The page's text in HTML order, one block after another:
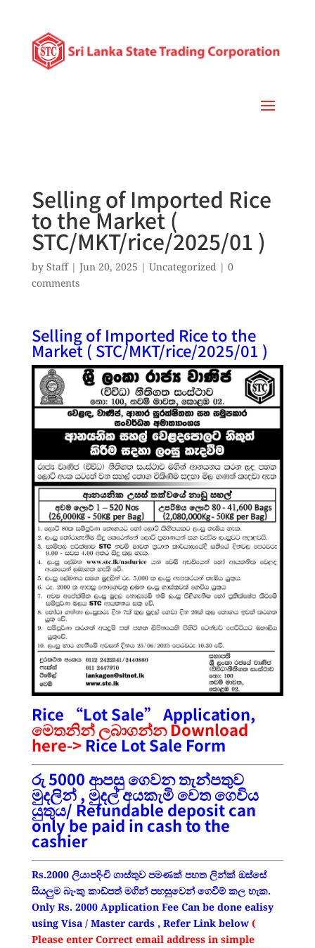
Selling of Imported Rice
to the Market (
STC/MKT/rice/2025/01 )
by Staff| Jun 20, 2025 | Uncategorized| 0
comments
Selling of Imported Rice to the
Market ( STC/MKT/rice/2025/01 )
Rice “Lot Sale” Application,
මෙතනින් ලබාගන්න Download
here-> Rice Lot Sale Form
රු 5000 ආපසු ගෙවන තැන්පතුව
මුදලින් , මුදල් අයකැමි වෙත ගෙවිය
යුතුය/ Refundable deposit can
only be paid in cash to the
cashier
Rs.2000 ලියාපදිංචි ගාස්තුව පමණක් පහත ලින්ක් ඔස්සේ
සියලුම බැංකු කාඩ්පත් මගින් පහසුවෙන් ගෙවීම් කල හැක.
Only Rs. 2000 Application Fee Can be done ealisy
using Visa / Master cards , Refer Link below(
Please enter Correct email address in simple